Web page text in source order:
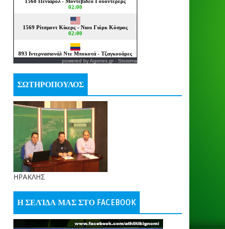
powered byAgones.gr - Stoixima
ΣΩΤΗΡΟΠΟΥΛΟΣ
ΗΡΑΚΛΗΣ
Η ΣΕΛΊΔΑ ΜΑΣ ΣΤΟ FACEBOOK